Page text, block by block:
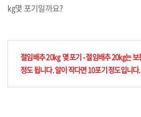
㎏몇 포기일까요?
절임배추 20㎏ 몇 포기 - 절임배추 20㎏는
정도 됩니다. 알이 작다면 10포기 정도입니다.